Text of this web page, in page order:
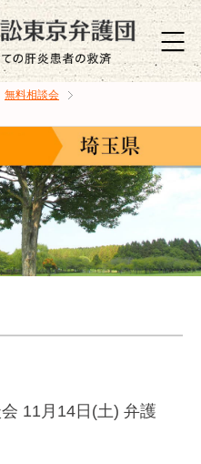
無料相談会
11月14日(土) 弁護